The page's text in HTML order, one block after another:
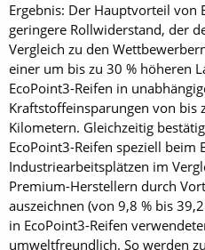
Ergebnis: Der Hauptvorteil von
geringere Rollwiderstand, der
Vergleich zu den
einer um bis zu 30 % höheren
EcoPoint3-Reifen in
Kraftstoffeinsparungen von bis
Kilometern. Gleichzeitig
EcoPoint3-Reifen speziell beim
Industriearbeitsplätzen im
Premium-Herstellern durch
auszeichnen (von 9,8 % bis
in EcoPoint3-Reifen
umweltfreundlich. So werden